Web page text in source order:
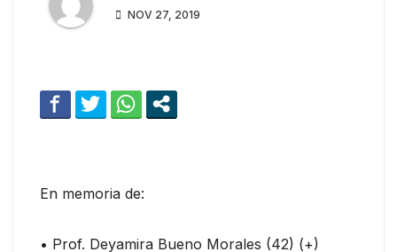
NOV 27, 2019
En memoria de:
• Prof. Deyamira Bueno Morales (42) (+)